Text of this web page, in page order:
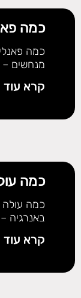
כמה
כמה
מנחשים –
קרא עוד
כמה
כמה
באנרגיה
קרא עוד